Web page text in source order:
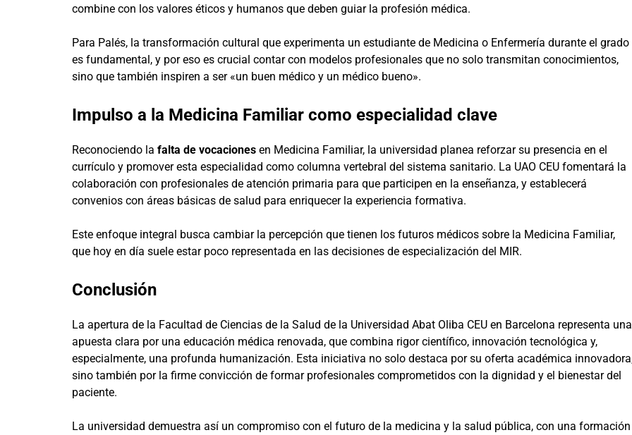
combine con los valores éticos y humanos que deben guiar la profesión médica.
Para Palés, la transformación cultural que experimenta un estudiante de Medicina o Enfermería durante el grado
es fundamental, y por eso es crucial contar con modelos profesionales que no solo transmitan conocimientos,
sino que también inspiren a ser «un buen médico y un médico bueno».
Impulso a la Medicina Familiar como especialidad clave
Reconociendo la falta de vocaciones en Medicina Familiar, la universidad planea reforzar su presencia en el
currículo y promover esta especialidad como columna vertebral del sistema sanitario. La UAO CEU fomentará la
colaboración con profesionales de atención primaria para que participen en la enseñanza, y establecerá
convenios con áreas básicas de salud para enriquecer la experiencia formativa.
Este enfoque integral busca cambiar la percepción que tienen los futuros médicos sobre la Medicina Familiar,
que hoy en día suele estar poco representada en las decisiones de especialización del MIR.
Conclusión
La apertura de la Facultad de Ciencias de la Salud de la Universidad Abat Oliba CEU en Barcelona representa una
apuesta clara por una educación médica renovada, que combina rigor científico, innovación tecnológica y,
especialmente, una profunda humanización. Esta iniciativa no solo destaca por su oferta académica
sino también por la firme convicción de formar profesionales comprometidos con la dignidad y el bienestar del
paciente.
La universidad demuestra así un compromiso con el futuro de la medicina y la salud pública, con una formación